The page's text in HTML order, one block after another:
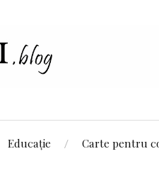
Educație Carte pentru